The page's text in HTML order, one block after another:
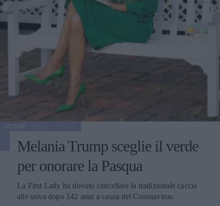
Melania Trump sceglie il verde
per onorare la Pasqua
La First Lady ha dovuto cancellare la tradizionale caccia
alle uova dopo 142 anni a causa del Coronavirus.